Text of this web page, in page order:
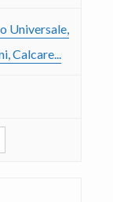
Universale,
Calcare...